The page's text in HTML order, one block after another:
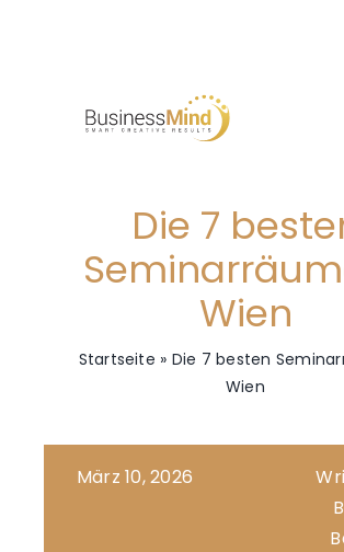
springen
Die 7
Wien
Startseite » Die 7 besten
Wien
März 10, 2026